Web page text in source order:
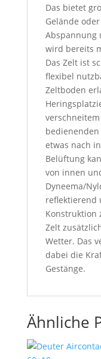
Das bietet
Gelände
Abspannung
wird bereits
Das Zelt ist
flexibel
Zeltboden
etwas nach
Belüftung
von innen
Dyneema/
reflektierend
Konstruktion
Zelt
Wetter. Das
dabei die
Gestänge.
Ähnliche